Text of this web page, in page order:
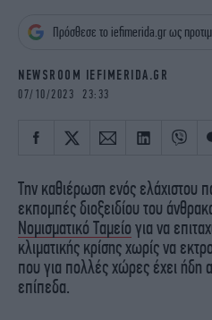
OSCARSΠρόσθεσε το iefimerida.gr ως
NEWSROOM IEFIMERIDA.GR
07/10/2023 23:33
Την καθιέρωση ενός ελάχιστου
εκπομπές διοξειδίου του
Νομισματικό Ταμείο για να
κλιματικής κρίσης χωρίς να
που για πολλές χώρες έχει ήδη
επίπεδα.